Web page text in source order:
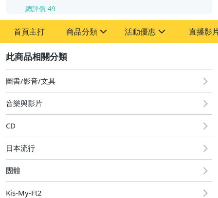
總評價 49
首頁主打 商品分類
其它
活動優惠
[全店] 粉絲專享
[全店] 週年慶
直播影
圖書/影音/文具
音樂與影片
CD
日本流行
團體
Kis-My-Ft2